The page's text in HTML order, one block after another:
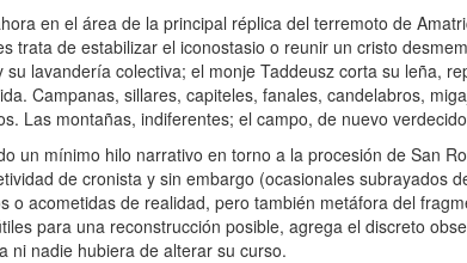
en el área de la principal réplica del terremoto de
trata de estabilizar el iconostasio o reunir un cristo
su lavandería colectiva; el monje Taddeusz corta su leña,
Campanas, sillares, capiteles, fanales, candelabros,
Las montañas, indiferentes; el campo, de nuevo
un mínimo hilo narrativo en torno a la procesión de San
de cronista y sin embargo (ocasionales subrayados
o acometidas de realidad, pero también metáfora del
para una reconstrucción posible, agrega el discreto
ni nadie hubiera de alterar su curso.